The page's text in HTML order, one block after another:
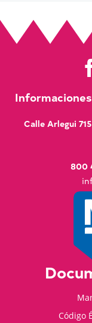
Calle Arlegui
800
Código